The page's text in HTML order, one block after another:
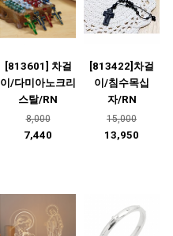
[813601] 차걸
이/다미아노크리
스탈/RN
8,000
7,440
[813422]차걸
이/침수목십
자/RN
15,000
13,950